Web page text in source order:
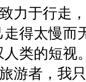
于行走，
得太慢而
类的短视
者，我只